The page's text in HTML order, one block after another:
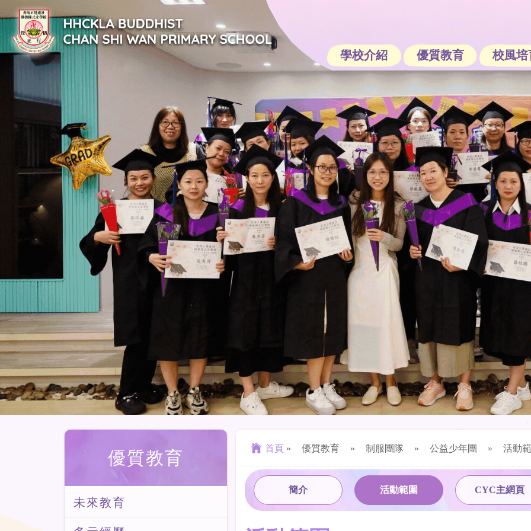
學校介紹 優質教育 校風培
優質教育
未來教育
首頁 » 優質教育 » 制服團隊 » 公益少年團 » 活動
簡介 活動範圍 CYC主網頁